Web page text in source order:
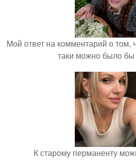
Мой ответ на комментарий о том,
таки можно было бы
К старому перманенту